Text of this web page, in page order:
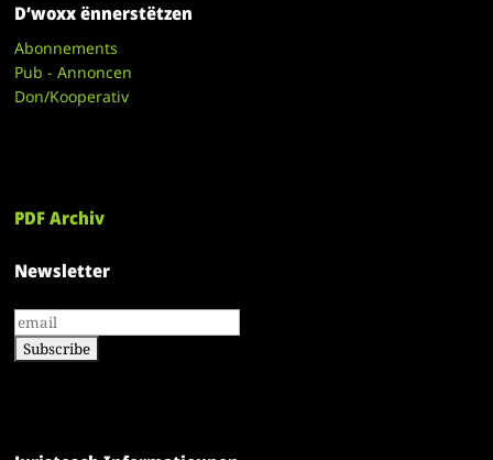
D’woxx ënnerstëtzen
Abonnements
Pub - Annoncen
Don/Kooperativ
PDF Archiv
Newsletter